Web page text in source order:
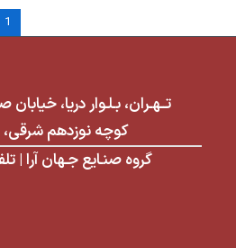
1
تــهـران، بـلـوار دریا،
کوچه نوزدهم شرقی،
گروه صنـایع جـهان آرا | تلفن